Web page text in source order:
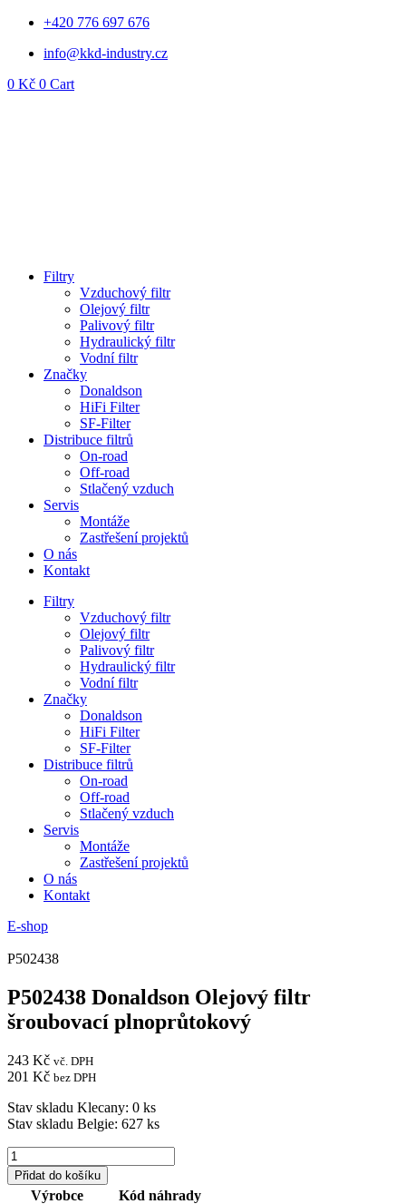
Přejít
obsahu
+420 776 697 676
info@kkd-industry.cz
0 Kč 0 Cart
Filtry
Vzduchový filtr
Olejový filtr
Palivový filtr
Hydraulický filtr
Vodní filtr
Značky
Donaldson
HiFi Filter
SF-Filter
Distribuce filtrů
On-road
Off-road
Stlačený vzduch
Servis
Montáže
Zastřešení projektů
O nás
Kontakt
Filtry
Vzduchový filtr
Olejový filtr
Palivový filtr
Hydraulický filtr
Vodní filtr
Značky
Donaldson
HiFi Filter
SF-Filter
Distribuce filtrů
On-road
Off-road
Stlačený vzduch
Servis
Montáže
Zastřešení projektů
O nás
Kontakt
E-shop
P502438
P502438 Donaldson Olejový filtr
šroubovací plnoprůtokový
243 Kč vč. DPH
201 Kč bez DPH
Stav skladu Klecany: 0 ks
Stav skladu Belgie: 627 ks
P502438
Donaldson
Olejový
Přidat do košíku
Výrobce
Kód náhrady